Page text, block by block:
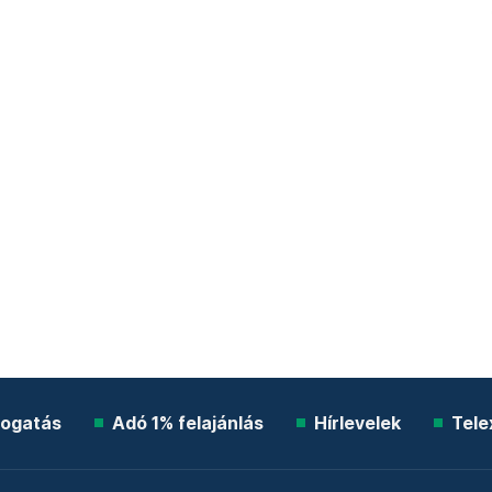
Adó 1% felajánlás Hírlevelek